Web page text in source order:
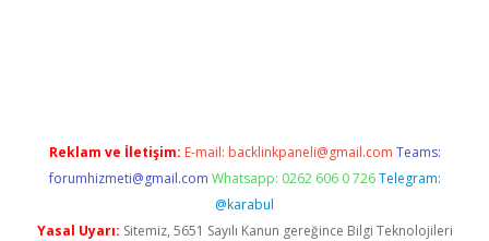
Reklam ve İletişim: E-mail: backlinkpaneli@gmail.com Teams:
forumhizmeti@gmail.com Whatsapp: 0262 606 0 726 Telegram:
@karabul
Yasal Uyarı: Sitemiz, 5651 Sayılı Kanun gereğince Bilgi Teknolojileri